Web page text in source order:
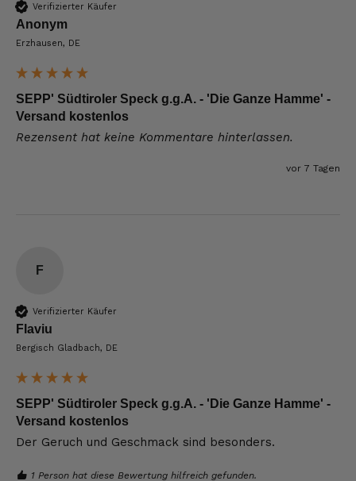
Verifizierter Käufer
Anonym
Erzhausen, DE
SEPP' Südtiroler Speck g.g.A. - 'Die Ganze Hamme' -
Versand kostenlos
Rezensent hat keine Kommentare hinterlassen.
vor 7 Tagen
F
Verifizierter Käufer
Flaviu
Bergisch Gladbach, DE
SEPP' Südtiroler Speck g.g.A. - 'Die Ganze Hamme' -
Versand kostenlos
Der Geruch und Geschmack sind besonders.
1 Person hat diese Bewertung hilfreich gefunden.